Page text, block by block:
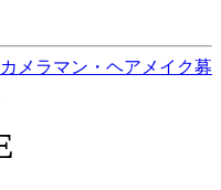
カメラマン・ヘアメイク募